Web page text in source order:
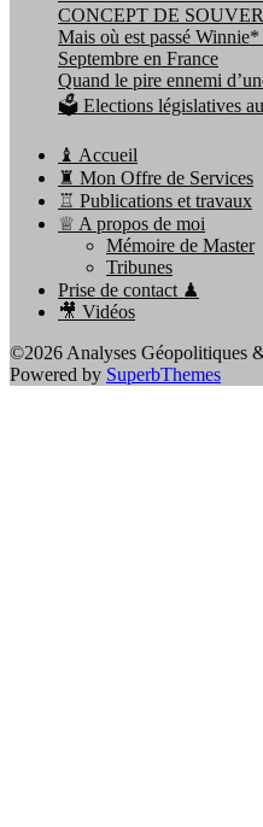
CONCEPT DE
Mais où est passé Winnie*
Septembre en France
Quand le pire ennemi
🗳️ Elections législatives
♝ Accueil
♜ Mon Offre de Services
♖ Publications et travaux
♕ A propos de moi
Mémoire de Master
Tribunes
Prise de contact ♟
🎥 Vidéos
©2026 Analyses Géopolitiques
Powered by SuperbThemes